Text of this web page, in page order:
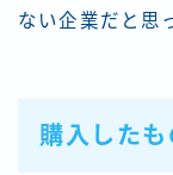
ない企業だと思
購入したも